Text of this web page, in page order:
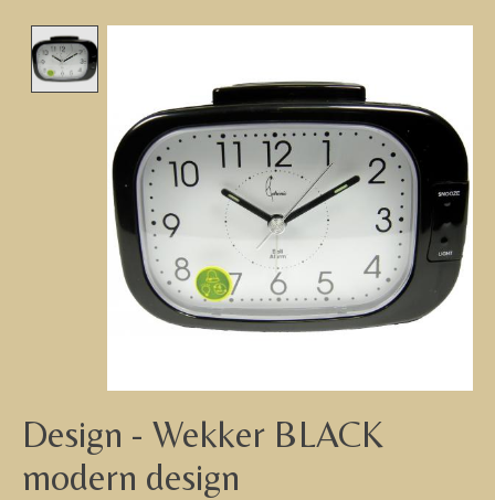
Design - Wekker BLACK
modern design